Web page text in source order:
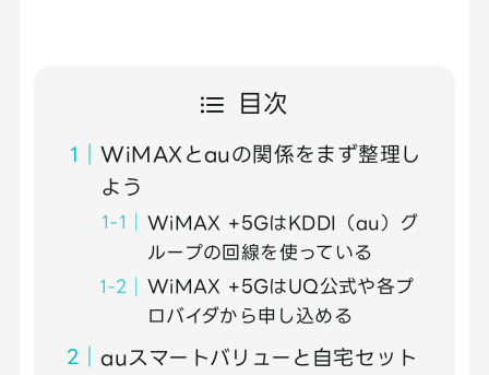
目次
WiMAXとauの関係をまず整理し
よう
WiMAX +5GはKDDI（au）グ
ループの回線を使っている
WiMAX +5GはUQ公式や各プ
ロバイダから申し込める
auスマートバリューと自宅セット